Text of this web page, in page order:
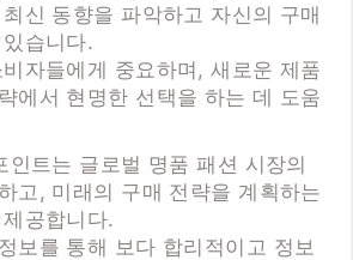
신 동향을 파악하고 자신의 구매
습니다.
자들에게 중요하며, 새로운 제품
에서 현명한 선택을 하는 데 도움
인트는 글로벌 명품 패션 시장의
고, 미래의 구매 전략을 계획하는
공합니다.
보를 통해 보다 합리적이고 정보